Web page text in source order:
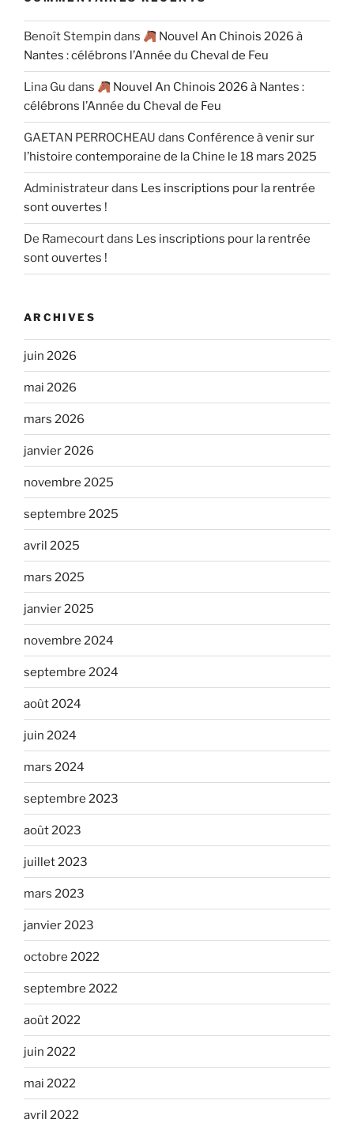
Benoît Stempin dans
Nouvel An Chinois 2026 à
Nantes : célébrons l’Année du Cheval de Feu
Lina Gu dans
Nouvel An Chinois 2026 à Nantes :
célébrons l’Année du Cheval de Feu
GAETAN PERROCHEAU dans Conférence à venir sur
l’histoire contemporaine de la Chine le 18 mars 2025
Administrateurdans Les inscriptions pour la rentrée
sont ouvertes !
De Ramecourtdans Les inscriptions pour la rentrée
sont ouvertes !
ARCHIVES
juin 2026
mai 2026
mars 2026
janvier 2026
novembre 2025
septembre 2025
avril 2025
mars 2025
janvier 2025
novembre 2024
septembre 2024
août 2024
juin 2024
mars 2024
septembre 2023
août 2023
juillet 2023
mars 2023
janvier 2023
octobre 2022
septembre 2022
août 2022
juin 2022
mai 2022
avril 2022